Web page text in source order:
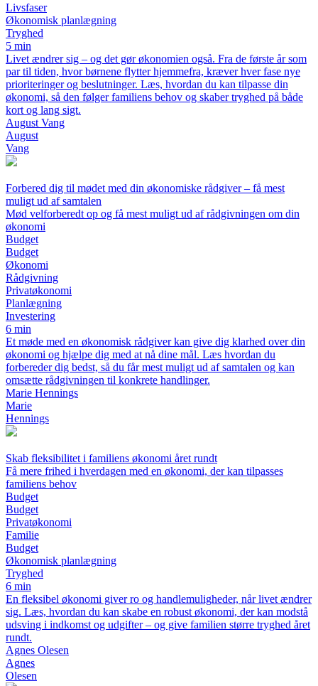
Livsfaser
Økonomisk planlægning
Tryghed
5 min
Livet ændrer sig – og det gør økonomien også. Fra de første år som
par til tiden, hvor børnene flytter hjemmefra, kræver hver fase nye
prioriteringer og beslutninger. Læs, hvordan du kan tilpasse din
økonomi, så den følger familiens behov og skaber tryghed på både
kort og lang sigt.
August Vang
August
Vang
Forbered dig til mødet med din økonomiske rådgiver – få mest
muligt ud af samtalen
Mød velforberedt op og få mest muligt ud af rådgivningen om din
økonomi
Budget
Budget
Økonomi
Rådgivning
Privatøkonomi
Planlægning
Investering
6 min
Et møde med en økonomisk rådgiver kan give dig klarhed over din
økonomi og hjælpe dig med at nå dine mål. Læs hvordan du
forbereder dig bedst, så du får mest muligt ud af samtalen og kan
omsætte rådgivningen til konkrete handlinger.
Marie Hennings
Marie
Hennings
Skab fleksibilitet i familiens økonomi året rundt
Få mere frihed i hverdagen med en økonomi, der kan tilpasses
familiens behov
Budget
Budget
Privatøkonomi
Familie
Budget
Økonomisk planlægning
Tryghed
6 min
En fleksibel økonomi giver ro og handlemuligheder, når livet ændrer
sig. Læs, hvordan du kan skabe en robust økonomi, der kan modstå
udsving i indkomst og udgifter – og give familien større tryghed året
rundt.
Agnes Olesen
Agnes
Olesen